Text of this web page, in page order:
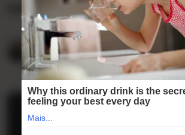
Smart tv 50 4k philips lista
Eduardo Martins
18/08/2025